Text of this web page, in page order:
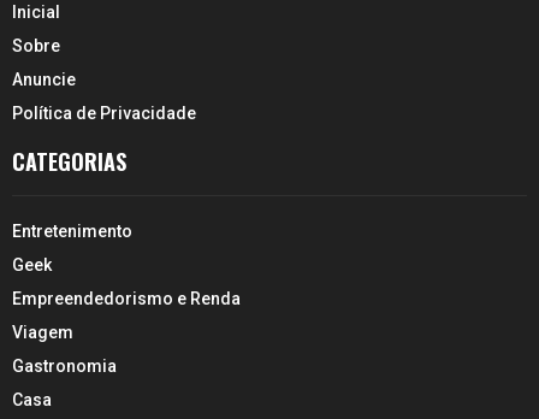
Inicial
Sobre
Anuncie
Política de Privacidade
CATEGORIAS
Entretenimento
Geek
Empreendedorismo e Renda
Viagem
Gastronomia
Casa